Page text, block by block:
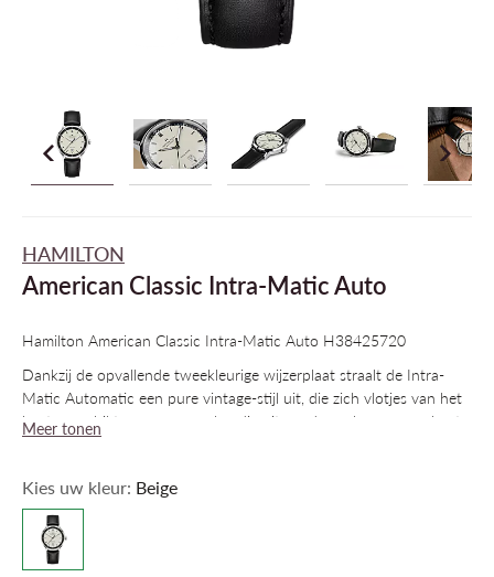
HAMILTON
American Classic Intra-Matic Auto
Hamilton American Classic Intra-Matic Auto H38425720
Dankzij de opvallende tweekleurige wijzerplaat straalt de Intra-
Matic Automatic een pure vintage-stijl uit, die zich vlotjes van het
kantoor schikt naar een weekendje uit zonder ook maar een beat
mis te slaan. Dit 40 mm precisiehorloge is aangedreven door ons
magnetische legering. Het is een prachtstuk boordevol karakter
waar u steeds op kunt rekenen.
Meer tonen
Kies uw kleur: Beige